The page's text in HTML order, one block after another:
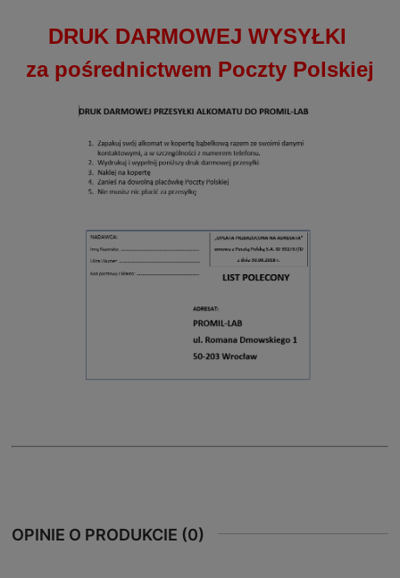
DRUK DARMOWEJ WYSYŁKI
za pośrednictwem Poczty Polskiej
OPINIE O PRODUKCIE (0)